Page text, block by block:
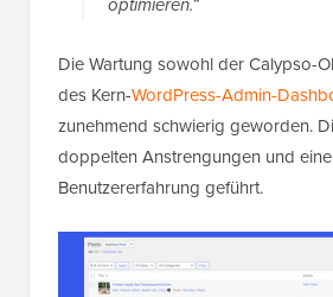
Die Wartung sowohl der Calypso-
des Kern-WordPress-Admin-
zunehmend schwierig geworden.
doppelten Anstrengungen und
Benutzererfahrung geführt.